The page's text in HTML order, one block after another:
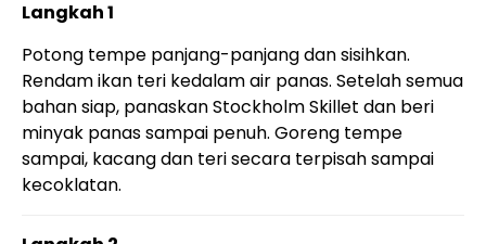
Langkah 1
Potong tempe panjang-panjang dan sisihkan.
Rendam ikan teri kedalam air panas. Setelah semua
bahan siap, panaskan Stockholm Skillet dan beri
minyak panas sampai penuh. Goreng tempe
sampai, kacang dan teri secara terpisah sampai
kecoklatan.